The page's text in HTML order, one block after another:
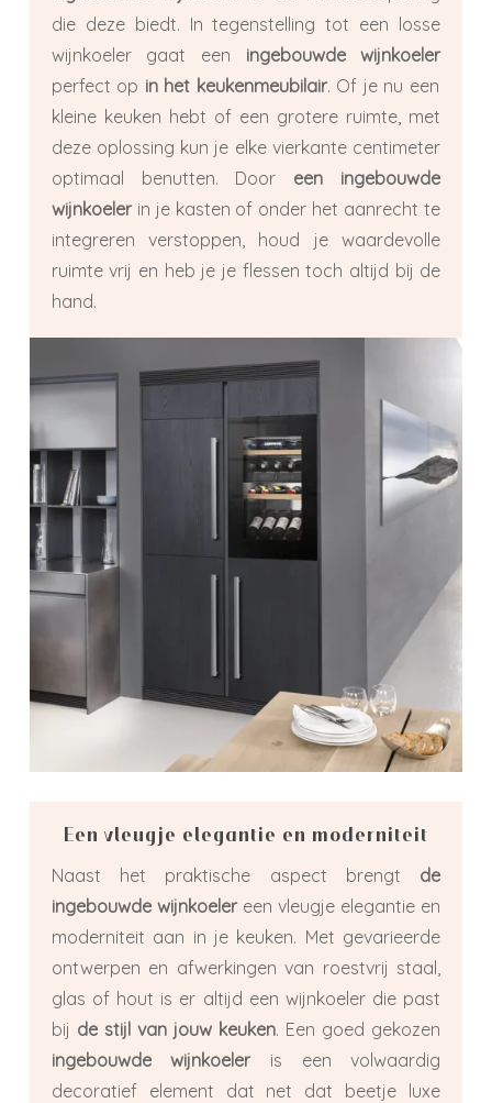
die deze biedt. In tegenstelling tot een losse
wijnkoeler gaat een ingebouwde wijnkoeler
perfect op in het keukenmeubilair. Of je nu een
kleine keuken hebt of een grotere ruimte, met
deze oplossing kun je elke vierkante centimeter
optimaal benutten. Door een ingebouwde
wijnkoelerin je kasten of onder het aanrecht te
integreren verstoppen, houd je waardevolle
ruimte vrij en heb je je flessen toch altijd bij de
hand.
Een vleugje elegantie en moderniteit
Naast het praktische aspect brengt de
ingebouwde wijnkoelereen vleugje elegantie en
moderniteit aan in je keuken. Met gevarieerde
ontwerpen en afwerkingen van roestvrij staal,
glas of hout is er altijd een wijnkoeler die past
bij de stijl van jouw keuken. Een goed gekozen
ingebouwde wijnkoeler is een volwaardig
decoratief element dat net dat beetje luxe